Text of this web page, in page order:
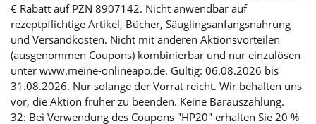
€ Rabatt auf PZN 8907142. Nicht anwendbar auf
rezeptpflichtige Artikel, Bücher, Säuglingsanfangsnahrung
und Versandkosten. Nicht mit anderen Aktionsvorteilen
(ausgenommen Coupons) kombinierbar und nur einzulösen
unter www.meine-onlineapo.de. Gültig: 06.08.2026 bis
31.08.2026. Nur solange der Vorrat reicht. Wir behalten uns
vor, die Aktion früher zu beenden. Keine Barauszahlung.
32: Bei Verwendung des Coupons "HP20" erhalten Sie 20 %